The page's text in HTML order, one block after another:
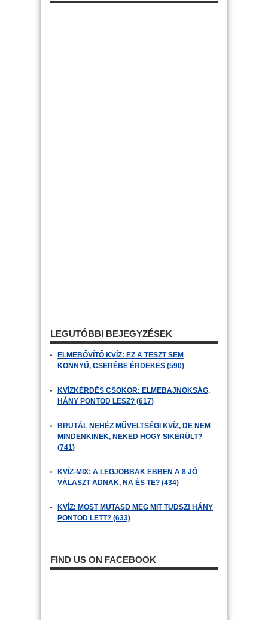
LEGUTÓBBI BEJEGYZÉSEK
ELMEBŐVÍTŐ KVÍZ: EZ A TESZT SEM
KÖNNYŰ, CSERÉBE ÉRDEKES (590)
KVÍZKÉRDÉS CSOKOR: ELMEBAJNOKSÁG,
HÁNY PONTOD LESZ? (617)
BRUTÁL NEHÉZ MŰVELTSÉGI KVÍZ, DE NEM
MINDENKINEK, NEKED HOGY SIKERÜLT?
(741)
KVÍZ-MIX: A LEGJOBBAK EBBEN A 8 JÓ
VÁLASZT ADNAK, NA ÉS TE? (434)
KVÍZ: MOST MUTASD MEG MIT TUDSZ! HÁNY
PONTOD LETT? (633)
FIND US ON FACEBOOK